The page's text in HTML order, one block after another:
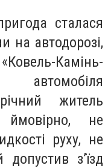
сталася
на автодорозі,
Камінь-
автомобіля
житель
ймовірно, не
руху, не
з’їзд